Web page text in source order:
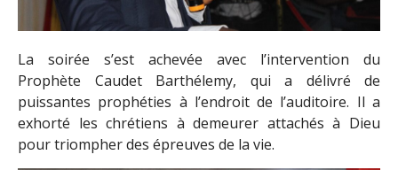
La soirée s’est achevée avec l’intervention du
Prophète Caudet Barthélemy, qui a délivré de
puissantes prophéties à l’endroit de l’auditoire. Il a
exhorté les chrétiens à demeurer attachés à Dieu
pour triompher des épreuves de la vie.